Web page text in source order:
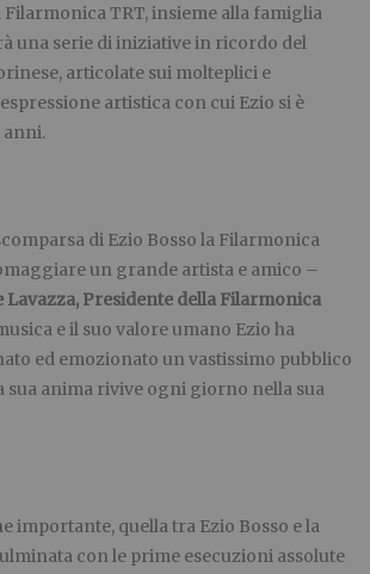
Filarmonica TRT, insieme alla famiglia
una serie di iniziative in ricordo del
articolate sui molteplici e
artistica con cui Ezio si è
di Ezio Bosso la Filarmonica
un grande artista e amico –
Lavazza, Presidente della Filarmonica
e il suo valore umano Ezio ha
ed emozionato un vastissimo pubblico
sua anima rivive ogni giorno nella sua
importante, quella tra Ezio Bosso e la
con le prime esecuzioni assolute